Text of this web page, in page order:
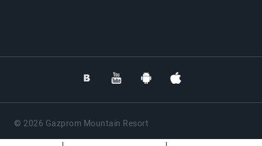
© 2026 Gazprom Mountain Resort